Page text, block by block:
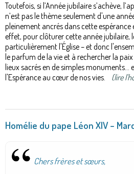
Toutefois, si l’Année jubilaire s’achève,
n’est pas le thème seulement d'une
pleinement ancrés dans cette espérance
effet, pour clôturer cette année jubilaire,
particulièrement l'Église – et donc
le parfum de la vie et à rechercher la
lieux sacrés en de simples
l'Espérance au cœur de nos vies.
(lire
Homélie du pape Léon XIV –
Chers frères et sœurs,